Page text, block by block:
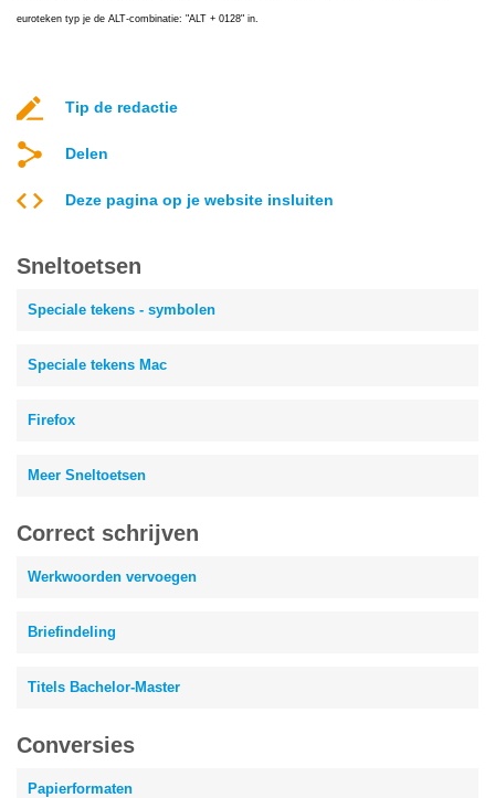
euroteken typ je de ALT-combinatie: "ALT + 0128" in.
Tip de redactie
Delen
Deze pagina op je website insluiten
Sneltoetsen
Speciale tekens - symbolen
Speciale tekens Mac
Firefox
Meer Sneltoetsen
Correct schrijven
Werkwoorden vervoegen
Briefindeling
Titels Bachelor-Master
Conversies
Papierformaten